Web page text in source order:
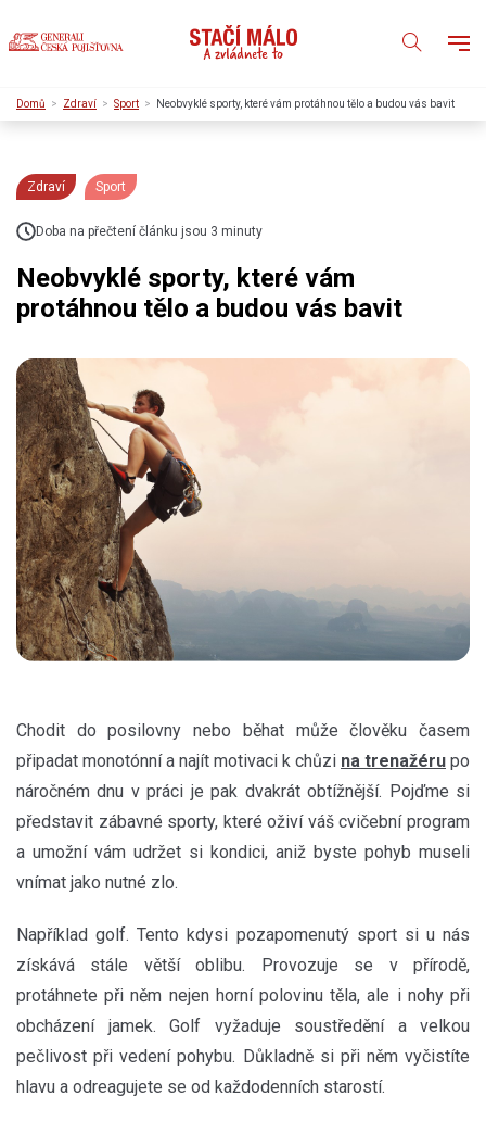
Domů Zdraví Sport Neobvyklé sporty, které vám protáhnou tělo a budou vás bavit
Zdraví Sport
Doba na přečtení článku jsou 3 minuty
Neobvyklé sporty, které vám
protáhnou tělo a budou vás bavit
Chodit do posilovny nebo běhat může člověku časem
připadat monotónní a najít motivaci k chůzi na trenažéru po
náročném dnu v práci je pak dvakrát obtížnější. Pojďme si
představit zábavné sporty, které oživí váš cvičební program
a umožní vám udržet si kondici, aniž byste pohyb museli
vnímat jako nutné zlo.
Například golf. Tento kdysi pozapomenutý sport si u nás
získává stále větší oblibu. Provozuje se v přírodě,
protáhnete při něm nejen horní polovinu těla, ale i nohy při
obcházení jamek. Golf vyžaduje soustředění a velkou
pečlivost při vedení pohybu. Důkladně si při něm vyčistíte
hlavu a odreagujete se od každodenních starostí.